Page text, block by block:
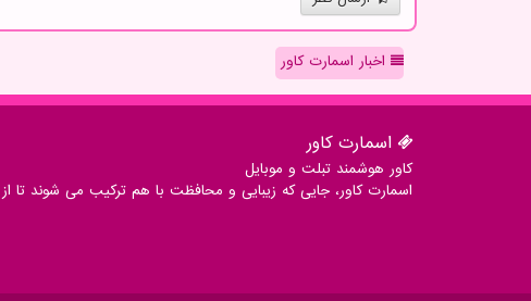
اخبار اسمارت کاور
اسمارت كاور
کاور هوشمند تبلت و موبایل
اسمارت کاور، جایی که زیبایی و محافظت با هم ترکیب می شوند تا